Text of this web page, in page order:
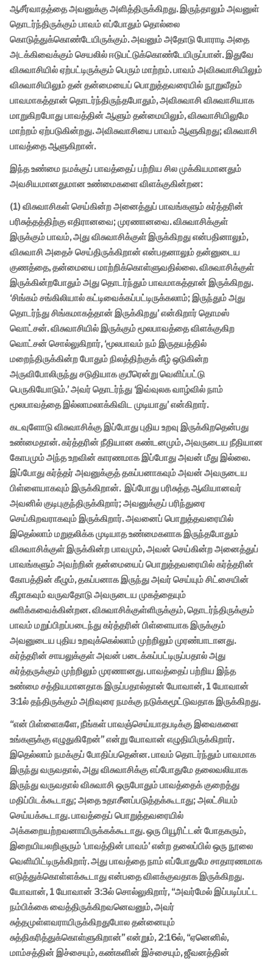
ஆசீர்வாதத்தை அவனுக்கு அளித்திருக்கிறது. இருந்தாலும் அவனுள்
தொடர்ந்திருக்கும் பாவம் எப்போதும் தொல்லை
கொடுத்துக்கொண்டேயிருக்கும். அவனும் அதோடு போராடி அதை
அடக்கிவைக்கும் செயலில் ஈடுபட்டுக்கொண்டேயிருப்பான். இதுவே
விசுவாசியில் ஏற்பட்டிருக்கும் பெரும் மாற்றம். பாவம் அவிசுவாசியிலும்
விசுவாசியிலும் தன் தன்மையைப் பொறுத்தவரையில் நூறுவீதம்
பாவமாகத்தான் தொடர்ந்திருந்தபோதும், அவிசுவாசி விசுவாசியாக
மாறுகிறபோது பாவத்தின் ஆளும் தன்மையிலும், விசுவாசியிலுமே
மாற்றம் ஏற்படுகின்றது. அவிசுவாசியை பாவம் ஆளுகிறது; விசுவாசி
பாவத்தை ஆளுகிறான்.
இந்த உண்மை நமக்குப் பாவத்தைப் பற்றிய சில முக்கியமானதும்
அவசியமானதுமான உண்மைகளை விளக்குகின்றன:
(1) விசுவாசிகள் செய்கின்ற அனைத்துப் பாவங்களும் கர்த்தரின்
பரிசுத்தத்திற்கு எதிரானவை; முரணானவை. விசுவாசிக்குள்
இருக்கும் பாவம், அது விசுவாசிக்குள் இருக்கிறது என்பதினாலும்,
விசுவாசி அதைச் செய்திருக்கிறான் என்பதனாலும் தன்னுடைய
குணத்தை, தன்மையை மாற்றிக்கொள்ளுவதில்லை. விசுவாசிக்குள்
இருக்கின்றபோதும் அது தொடர்ந்தும் பாவமாகத்தான் இருக்கிறது.
‘சிங்கம் சங்கிலியால் கட்டிவைக்கப்பட்டிருக்கலாம்; இருந்தும் அது
தொடர்ந்து சிங்கமாகத்தான் இருக்கிறது’ என்கிறார் தொமஸ்
வொட்சன். விசுவாசியில் இருக்கும் மூலபாவத்தை விளக்குகிற
வொட்சன் சொல்லுகிறார், ‘மூலபாவம் நம் இருதயத்தில்
மறைந்திருக்கின்ற போதும் நிலத்திற்குக் கீழ் ஒடுகின்ற
அருவிபோலிருந்து சடுதியாக குபீரென்று வெளிப்பட்டு
பெருகியோடும்.’ அவர் தொடர்ந்து ‘இவ்வுலக வாழ்வில் நாம்
மூலபாவத்தை இல்லாமலாக்கிவிட முடியாது’ என்கிறார்.
கடவுளோடு விசுவாசிக்கு இப்போது புதிய உறவு இருக்கிறதென்பது
உண்மைதான். கர்த்தரின் நீதியான கண்டனமும், அவருடைய நீதியான
கோபமும் அந்த உறவின் காரணமாக இப்போது அவன் மீது இல்லை.
இப்போது கர்த்தர் அவனுக்குத் தகப்பனாகவும் அவன் அவருடைய
பிள்ளையாகவும் இருக்கிறான். இப்போது பரிசுத்த ஆவியானவர்
அவனில் குடிபுகுந்திருக்கிறார்; அவனுக்குப் பரிந்துரை
செய்கிறவராகவும் இருக்கிறார். அவனைப் பொறுத்தவரையில்
இதெல்லாம் மறுதலிக்க முடியாத உண்மைகளாக இருந்தபோதும்
விசுவாசிக்குள் இருக்கின்ற பாவமும், அவன் செய்கின்ற அனைத்துப்
பாவங்களும் அவற்றின் தன்மையைப் பொறுத்தவரையில் கர்த்தரின்
கோபத்தின் கீழும், தகப்பனாக இருந்து அவர் செய்யும் சிட்சையின்
கீழாகவும் வருவதோடு அவருடைய முகத்தையும்
சுளிக்கவைக்கின்றன. விசுவாசிக்குள்ளிருக்கும், தொடர்ந்திருக்கும்
பாவம் மறுப்பிறப்படைந்து கர்த்தரின் பிள்ளையாக இருக்கும்
அவனுடைய புதிய உறவுக்கெல்லாம் முற்றிலும் முரண்பாடானது.
கர்த்தரின் சாயலுக்குள் அவன் படைக்கப்பட்டிருப்பதால் அது
கர்த்தருக்கும் முற்றிலும் முரணானது. பாவத்தைப் பற்றிய இந்த
உண்மை சத்தியமானதாக இருப்பதால்தான் யோவான், 1 யோவான்
3:1ல் தந்திருக்கும் அறிவுரை நமக்கு நடுக்கமூட்டுவதாக இருக்கிறது.
“என் பிள்ளைகளே, நீங்கள் பாவஞ்செய்யாதபடிக்கு இவைகளை
உங்களுக்கு எழுதுகிறேன்” என்று யோவான் எழுதியிருக்கிறார்.
இதெல்லாம் நமக்குப் போதிப்பதென்ன. பாவம் தொடர்ந்தும் பாவமாக
இருந்து வருவதால், அது விசுவாசிக்கு எப்போதுமே தலைவலியாக
இருந்து வருவதால் விசுவாசி ஒருபோதும் பாவத்தைக் குறைத்து
மதிப்பிடக்கூடாது; அதை உதாசீனப்படுத்தக்கூடாது; அலட்சியம்
செய்யக்கூடாது. பாவத்தைப் பொறுத்தவரையில்
அக்கறையற்றவனாயிருக்கக்கூடாது. ஒரு பியூரிட்டன் போதகரும்,
இறையியலறிஞரும் ‘பாவத்தின் பாவம்’ என்ற தலைப்பில் ஒரு நூலை
வெளியிட்டிருக்கிறார். அது பாவத்தை நாம் எப்போதுமே சாதாரணமாக
எடுத்துக்கொள்ளக்கூடாது என்பதை விளக்குவதாக இருக்கிறது.
யோவான், 1 யோவான் 3:3ல் சொல்லுகிறார், “அவர்மேல் இப்படிப்பட்ட
நம்பிக்கை வைத்திருக்கிறவனெவனும், அவர்
சுத்தமுள்ளவராயிருக்கிறதுபோல தன்னையும்
சுத்திகரித்துக்கொள்ளுகிறான்” என்றும், 2:16ல், “ஏனெனில்,
மாம்சத்தின் இச்சையும், கண்களின் இச்சையும், ஜீவனத்தின்